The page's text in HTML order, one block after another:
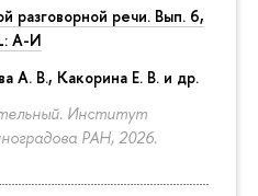
разговорной речи. Вып. 6,
А-И
А. В., Какорина Е. В. и др.
Институт
РАН, 2026.